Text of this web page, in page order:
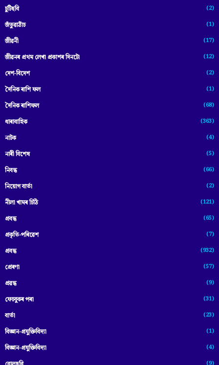
চুটিছবি (2)
জঁতুৱাঠাঁচ (1)
জীৱনী (17)
জীৱনৰ প্ৰথম লেখা প্ৰকাশৰ দিনটো (12)
দেশ-বিদেশ (2)
দৈনিক ৰাশি ফল (1)
দৈনিক ৰাশিফল (68)
ধাৰাবাহিক (363)
নাটক (4)
নাৰী বিশেষ (5)
নিবন্ধ (66)
নিয়োগ বাৰ্তা (2)
নীলা খামৰ চিঠি (121)
প্রবন্ধ (65)
প্ৰকৃতি-পৰিৱেশ (7)
প্ৰবন্ধ (932)
প্ৰেৰণা (57)
প্ৰৱন্ধ (9)
ফেচবুকৰ পৰা (31)
বাৰ্তা (23)
বিজ্ঞান-প্রযুক্তিবিদ্যা (1)
বিজ্ঞান-প্ৰযুক্তিবিদ্যা (4)